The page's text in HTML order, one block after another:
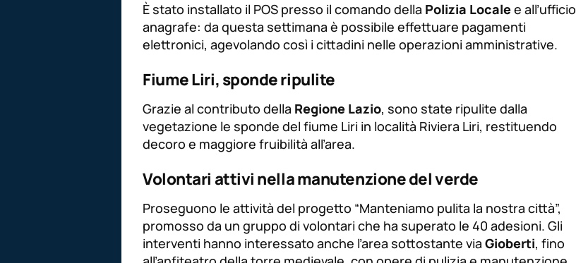
È stato installato il POS presso il comando della Polizia Localee all’ufficio
anagrafe: da questa settimana è possibile effettuare pagamenti
elettronici, agevolando così i cittadini nelle operazioni amministrative.
Fiume Liri, sponde ripulite
Grazie al contributo della Regione Lazio, sono state ripulite dalla
vegetazione le sponde del fiume Liri in località Riviera Liri, restituendo
decoro e maggiore fruibilità all’area.
Volontari attivi nella manutenzione del verde
Proseguono le attività del progetto “Manteniamo pulita la nostra città”,
promosso da un gruppo di volontari che ha superato le 40 adesioni. Gli
interventi hanno interessato anche l’area sottostante via Gioberti, fino